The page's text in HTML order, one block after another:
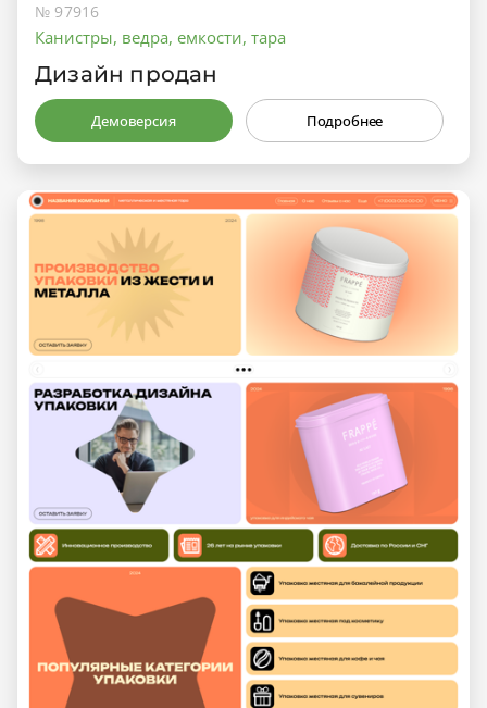
№ 97916
Канистры, ведра, емкости, тара
Дизайн продан
Демоверсия Подробнее